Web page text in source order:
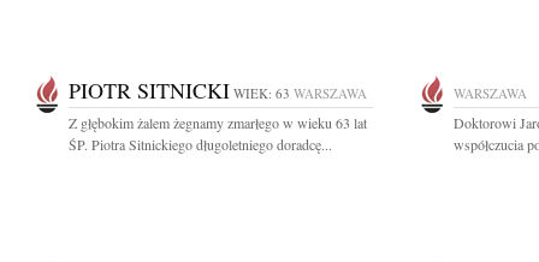
PIOTR SITNICKI WIEK: 63 WARSZAWA
Z głębokim żalem żegnamy zmarłego w wieku 63 lat
ŚP. Piotra Sitnickiego długoletniego doradcę...
WARSZAWA
Doktorowi
współczucia